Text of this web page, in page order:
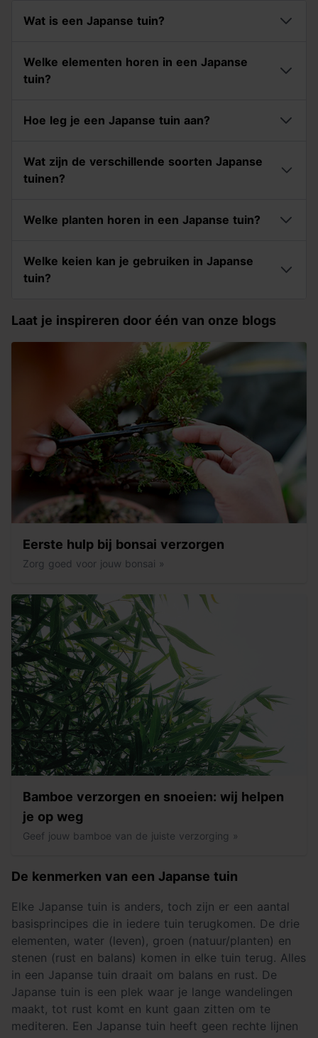
Wat is een Japanse tuin?
Welke elementen horen in een Japanse
tuin?
Hoe leg je een Japanse tuin aan?
Wat zijn de verschillende soorten Japanse
tuinen?
Welke planten horen in een Japanse tuin?
Welke keien kan je gebruiken in Japanse
tuin?
Laat je inspireren door één van onze blogs
Eerste hulp bij bonsai verzorgen
Zorg goed voor jouw bonsai »
Bamboe verzorgen en snoeien: wij helpen
je op weg
Geef jouw bamboe van de juiste verzorging »
De kenmerken van een Japanse tuin
Elke Japanse tuin is anders, toch zijn er een aantal
basisprincipes die in iedere tuin terugkomen. De drie
elementen, water (leven), groen (natuur/planten) en
stenen (rust en balans) komen in elke tuin terug. Alles
in een Japanse tuin draait om balans en rust. De
Japanse tuin is een plek waar je lange wandelingen
maakt, tot rust komt en kunt gaan zitten om te
mediteren. Een Japanse tuin heeft geen rechte lijnen